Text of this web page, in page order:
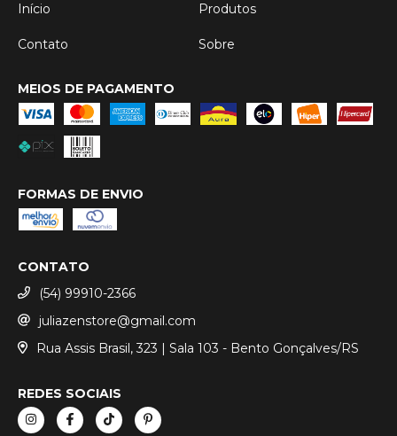
Início
Produtos
Contato Sobre
MEIOS DE PAGAMENTO
FORMAS DE ENVIO
CONTATO
(54) 99910-2366
juliazenstore@gmail.com
Rua Assis Brasil, 323 | Sala 103 - Bento Gonçalves/RS
REDES SOCIAIS